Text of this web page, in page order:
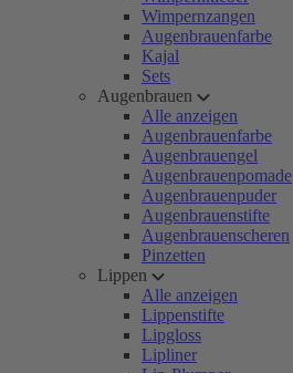
Wimpernzangen
Augenbrauenfarbe
Kajal
Sets
Augenbrauen
Alle anzeigen
Augenbrauenfarbe
Augenbrauengel
Augenbrauenpomade
Augenbrauenpuder
Augenbrauenstifte
Augenbrauenscheren
Pinzetten
Lippen
Alle anzeigen
Lippenstifte
Lipgloss
Lipliner